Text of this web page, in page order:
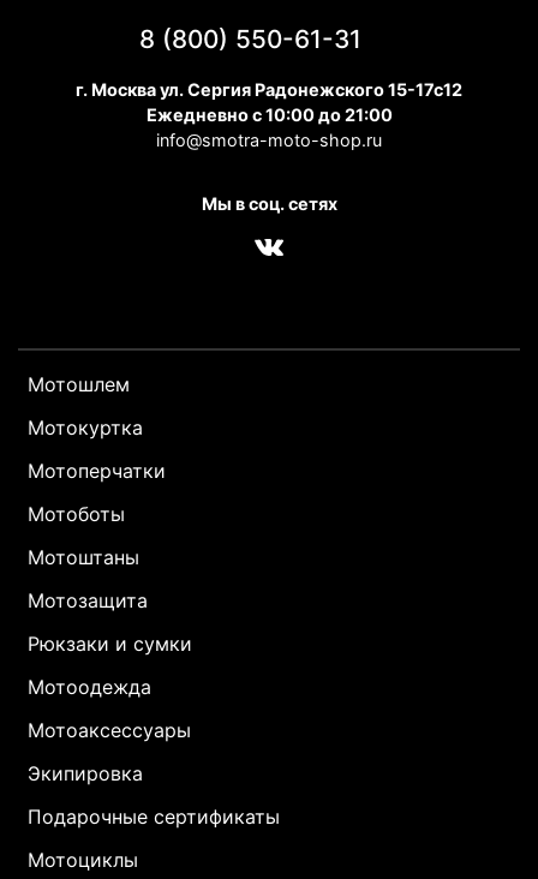
Мотошлем
Мотокуртка
Мотоперчатки
Мотоботы
Мотоштаны
Мотозащита
Рюкзаки и сумки
Мотоодежда
Мотоаксессуары
Экипировка
Подарочные сертификаты
Мотоциклы
8 (800) 550-61-31
г. Москва ул. Сергия Радонежского 15-17с12
Ежедневно с 10:00 до 21:00
info@smotra-moto-shop.ru
Мы в соц. сетях